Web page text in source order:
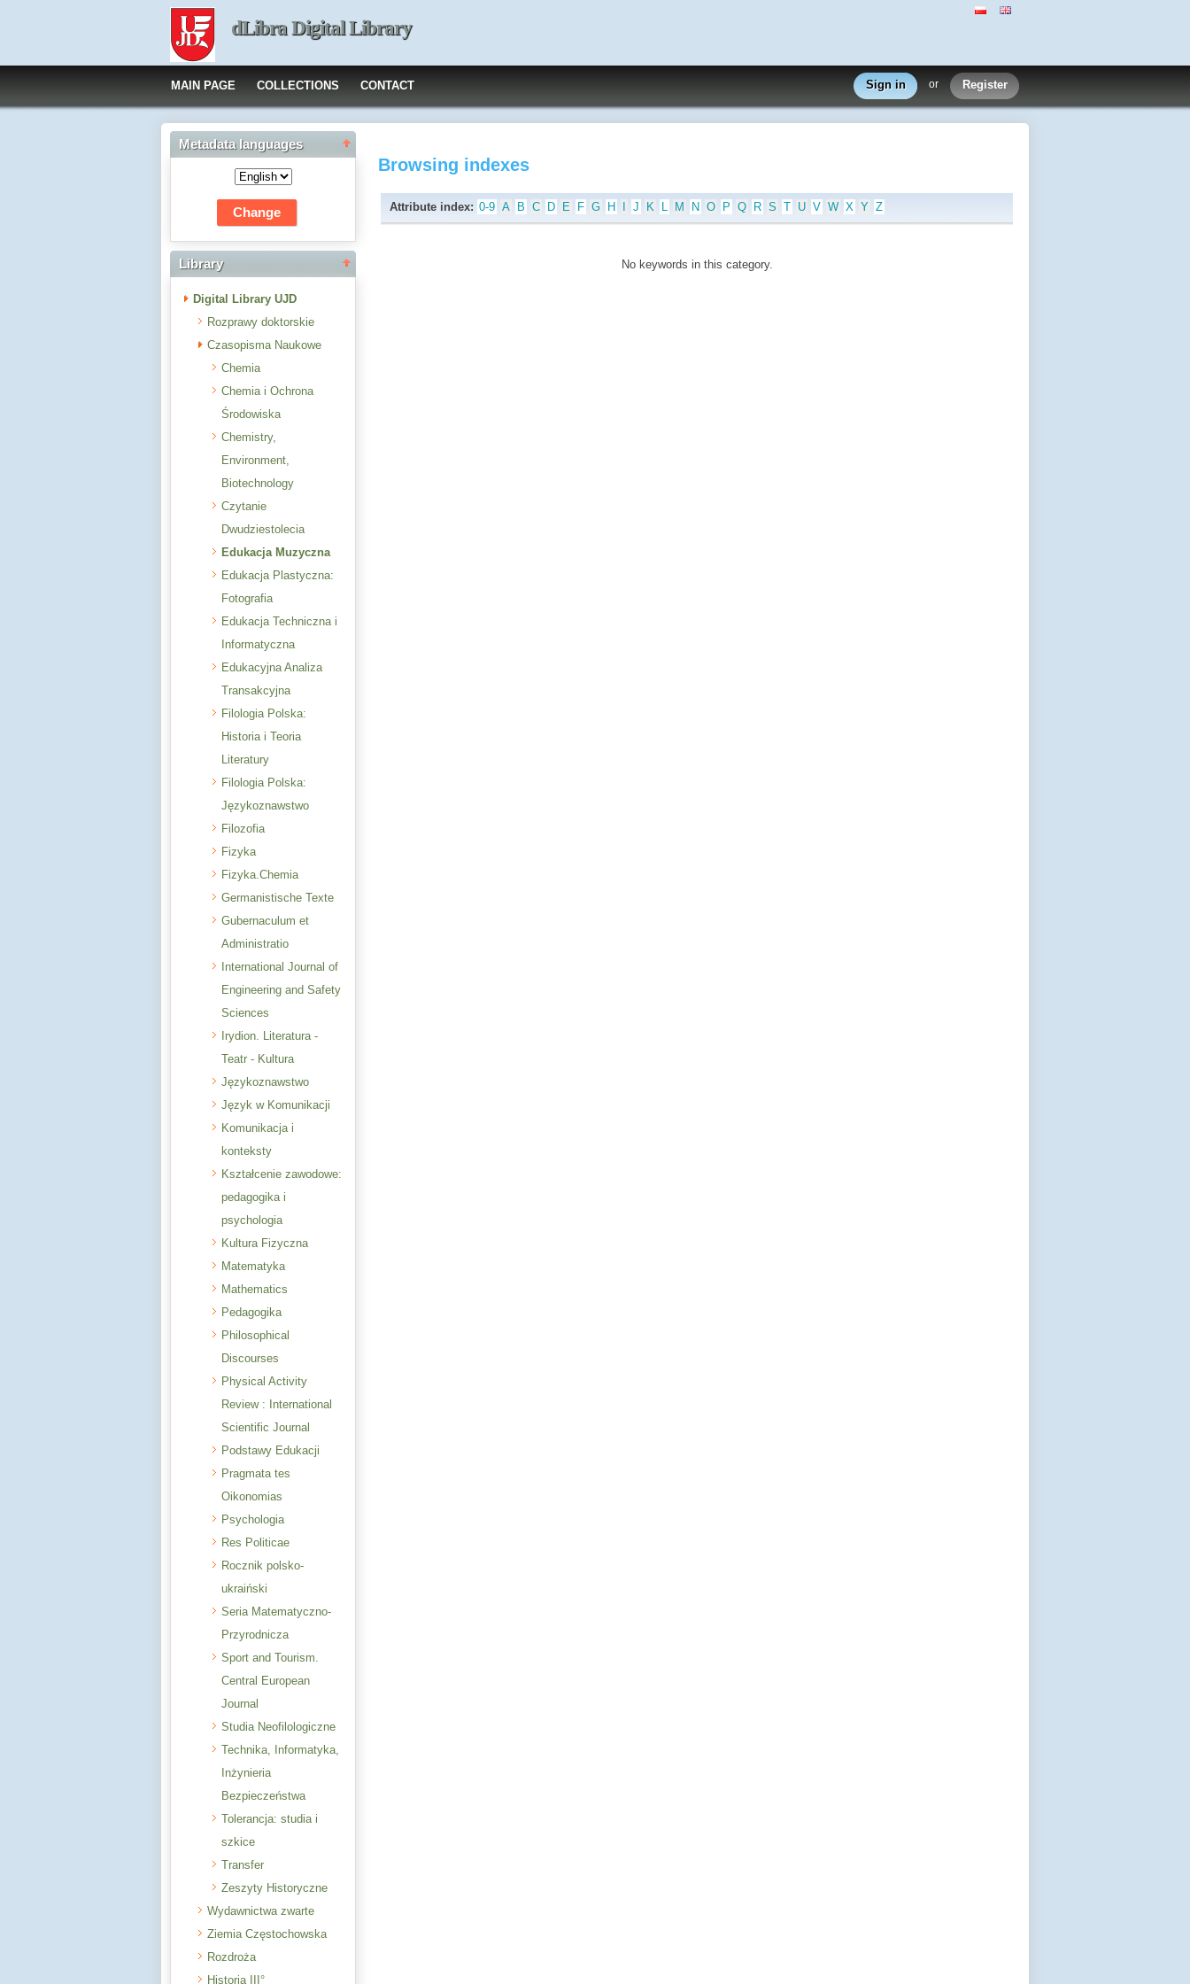
dLibra Digital Library
MAIN PAGE COLLECTIONS CONTACT Sign in or Register
Metadata languages
Library
Digital Library UJD
Rozprawy doktorskie
Czasopisma Naukowe
Chemia
Chemia i Ochrona
Środowiska
Chemistry,
Environment,
Biotechnology
Czytanie
Dwudziestolecia
Edukacja Muzyczna
Edukacja Plastyczna:
Fotografia
Edukacja Techniczna i
Informatyczna
Edukacyjna Analiza
Transakcyjna
Filologia Polska:
Historia i Teoria
Literatury
Filologia Polska:
Językoznawstwo
Filozofia
Fizyka
Fizyka.Chemia
Germanistische Texte
Gubernaculum et
Administratio
International Journal of
Engineering and Safety
Sciences
Irydion. Literatura -
Teatr - Kultura
Językoznawstwo
Język w Komunikacji
Komunikacja i
konteksty
Kształcenie zawodowe:
pedagogika i
psychologia
Kultura Fizyczna
Matematyka
Mathematics
Pedagogika
Philosophical
Discourses
Physical Activity
Review : International
Scientific Journal
Podstawy Edukacji
Pragmata tes
Oikonomias
Psychologia
Res Politicae
Rocznik polsko-
ukraiński
Seria Matematyczno-
Przyrodnicza
Sport and Tourism.
Central European
Journal
Studia Neofilologiczne
Technika, Informatyka,
Inżynieria
Bezpieczeństwa
Tolerancja: studia i
szkice
Transfer
Zeszyty Historyczne
Wydawnictwa zwarte
Ziemia Częstochowska
Rozdroża
Historia III°
Browsing indexes
Attribute index: 0-9 A B C D E F G H J K L M N O P Q R S T U V W X Y Z
No keywords in this category.